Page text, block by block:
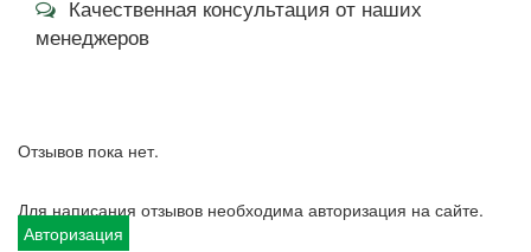
Качественная консультация от наших
менеджеров
Отзывов пока нет.
Для написания отзывов необходима авторизация на сайте.
Авторизация